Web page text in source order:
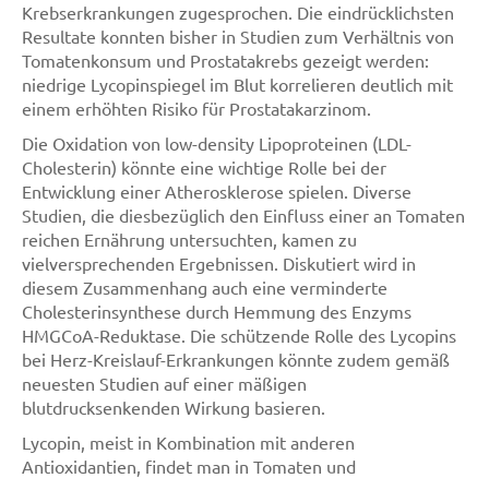
Krebserkrankungen zugesprochen. Die eindrücklichsten
Resultate konnten bisher in Studien zum Verhältnis von
Tomatenkonsum und Prostatakrebs gezeigt werden:
niedrige Lycopinspiegel im Blut korrelieren deutlich mit
einem erhöhten Risiko für Prostatakarzinom.
Die Oxidation von low-density Lipoproteinen (LDL-
Cholesterin) könnte eine wichtige Rolle bei der
Entwicklung einer Atherosklerose spielen. Diverse
Studien, die diesbezüglich den Einfluss einer an Tomaten
reichen Ernährung untersuchten, kamen zu
vielversprechenden Ergebnissen. Diskutiert wird in
diesem Zusammenhang auch eine verminderte
Cholesterinsynthese durch Hemmung des Enzyms
HMGCoA-Reduktase. Die schützende Rolle des Lycopins
bei Herz-Kreislauf-Erkrankungen könnte zudem gemäß
neuesten Studien auf einer mäßigen
blutdrucksenkenden Wirkung basieren.
Lycopin, meist in Kombination mit anderen
Antioxidantien, findet man in Tomaten und